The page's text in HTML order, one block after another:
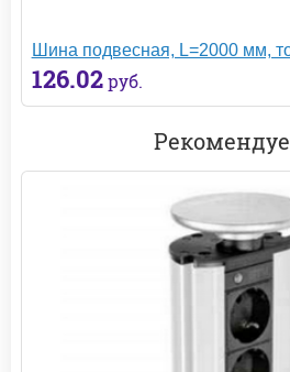
Шина подвесная, L=2000 мм,
126.02 руб.